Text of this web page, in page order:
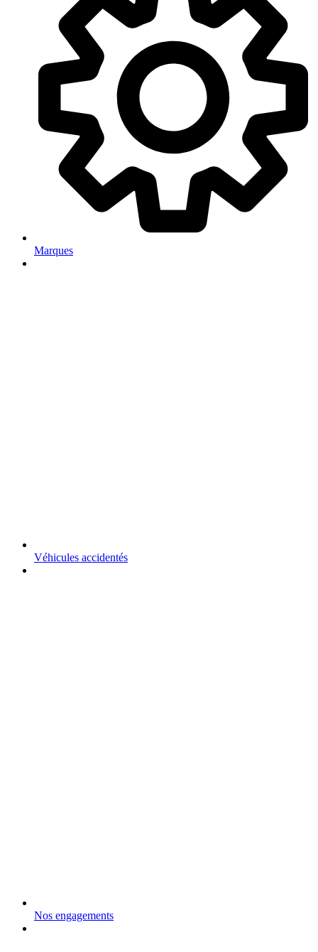
Marques
Véhicules accidentés
Nos engagements